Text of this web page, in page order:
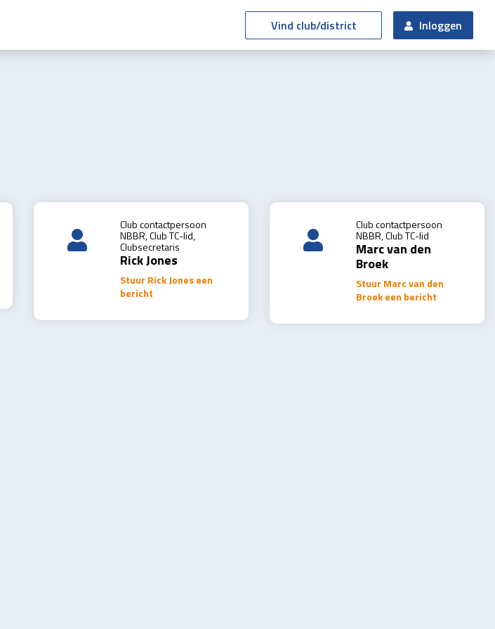
Vind club/district Inloggen
Club contactpersoon
NBBR, Club TC-lid,
Clubsecretaris
Rick Jones
Stuur Rick Jones een
bericht
Club contactpersoon
NBBR, Club TC-lid
Marc van den
Broek
Stuur Marc van den
Broek een bericht